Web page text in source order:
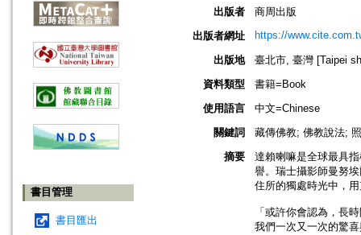
書目管理
書目匯出
出版者
商周出版
出版者網址
https://
出版地
臺北市, 臺灣 [Taipei
資料類型
書籍=Book
使用語言
中文=Chinese
關鍵詞
藏傳佛教; 佛教說法;
摘要
達賴喇嘛是全球最具
譽。瑞士攝影師曼努
住所的獨處時光中，
「或許你會認為，長
我們一次又一次的驚